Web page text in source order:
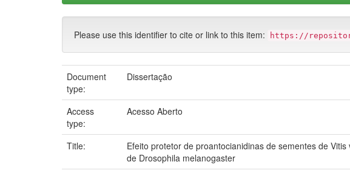
Please use this identifier to cite or link to this item: https://
Document
type:
Dissertação
Access
type:
Acesso Aberto
Title:
Efeito protetor de proantocianidinas de sementes de
de Drosophila melanogaster